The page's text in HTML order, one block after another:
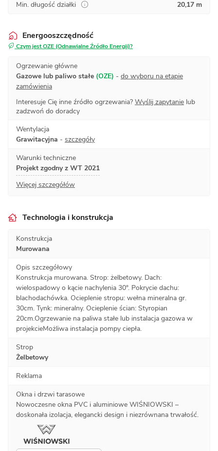
Min. długość działki 20,17 m
Energooszczędność
Czym jest OZE (Odnawialne Źródło Energii)?
Ogrzewanie główne
Gazowe lub paliwo stałe (OZE) - do wyboru na etapie
zamówienia
Interesuje Cię inne źródło ogrzewania? Wyślij zapytanie lub
zadzwoń do doradcy
Wentylacja
Grawitacyjna - szczegóły
Warunki techniczne
Projekt zgodny z WT 2021
Więcej szczegółów
Technologia i konstrukcja
Konstrukcja
Murowana
Opis szczegółowy
Konstrukcja murowana. Strop: żelbetowy. Dach:
wielospadowy o kącie nachylenia 30°. Pokrycie dachu:
blachodachówka. Ocieplenie stropu: wełna mineralna gr.
30cm. Tynk: mineralny. Ocieplenie ścian: Styropian
20cm.Ogrzewanie na paliwa stałe lub instalacja gazowa w
projekcieMożliwa instalacja pompy ciepła.
Strop
Żelbetowy
Reklama
Okna i drzwi tarasowe
Nowoczesne okna PVC i aluminiowe WIŚNIOWSKI –
doskonała izolacja, elegancki design i niezrównana trwałość.